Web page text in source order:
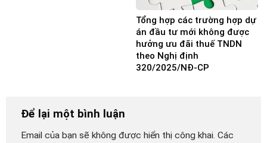
Tổng hợp các trường hợp dự
án đầu tư mới không được
hưởng ưu đãi thuế TNDN
theo Nghị định
320/2025/NĐ-CP
Để lại một bình luận
Email của bạn sẽ không được hiển thị công khai. Các